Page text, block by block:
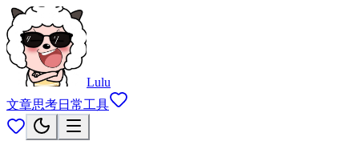
Lulu
文章思考日常工具